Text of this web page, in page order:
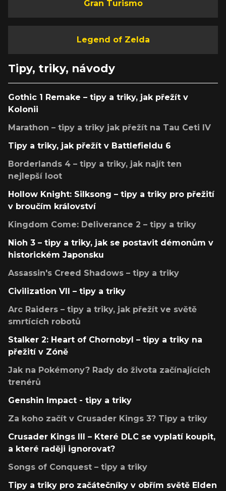
Gran Turismo
Legend of Zelda
Tipy, triky, návody
Gothic 1 Remake – tipy a triky, jak přežít v
Kolonii
Marathon – tipy a triky jak přežít na Tau Ceti IV
Tipy a triky, jak přežít v Battlefieldu 6
Borderlands 4 – tipy a triky, jak najít ten
nejlepší loot
Hollow Knight: Silksong – tipy a triky pro přežití
v broučím království
Kingdom Come: Deliverance 2 – tipy a triky
Nioh 3 – tipy a triky, jak se postavit démonům v
historickém Japonsku
Assassin's Creed Shadows – tipy a triky
Civilization VII – tipy a triky
Arc Raiders – tipy a triky, jak přežít ve světě
smrtících robotů
Stalker 2: Heart of Chornobyl – tipy a triky na
přežití v Zóně
Jak na Pokémony? Rady do života začínajících
trenérů
Genshin Impact - tipy a triky
Za koho začít v Crusader Kings 3? Tipy a triky
Crusader Kings III – Které DLC se vyplatí koupit,
a které raději ignorovat?
Songs of Conquest – tipy a triky
Tipy a triky pro začátečníky v obřím světě Elden